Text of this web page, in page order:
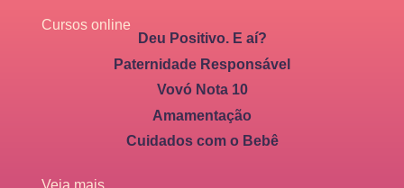
Cursos online
Deu Positivo. E aí?
Paternidade Responsável
Vovó Nota 10
Amamentação
Cuidados com o Bebê